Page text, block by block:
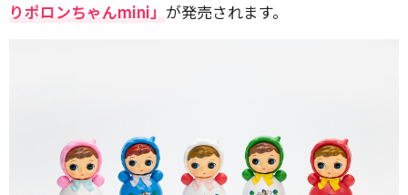
りポロンちゃんmini」 が発売されます。